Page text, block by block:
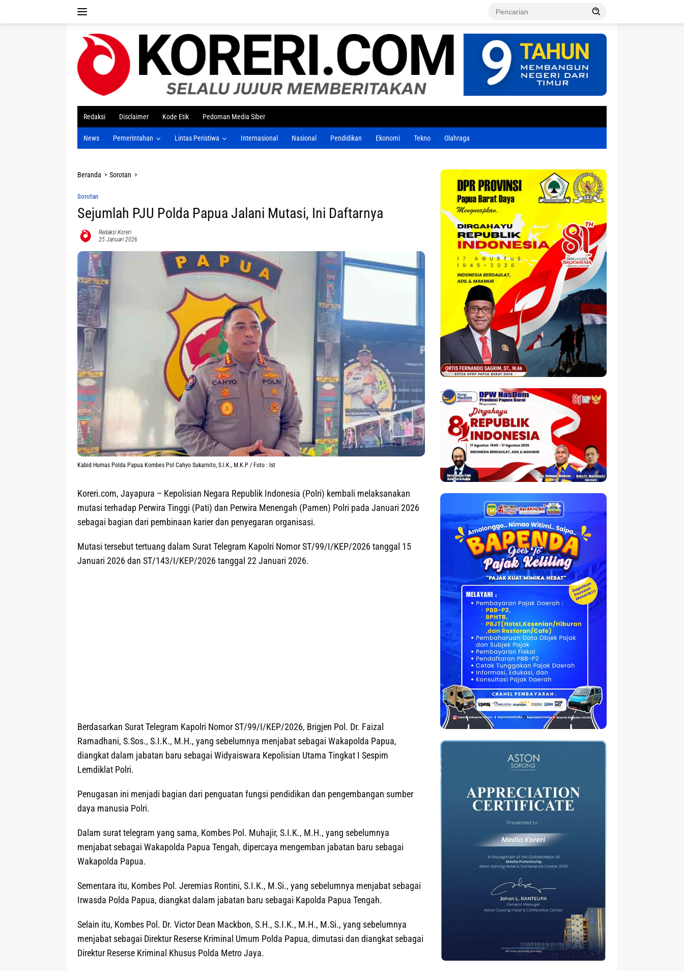
Redaksi Disclaimer Kode Etik Pedoman Media Siber
News Pemerintahan Lintas Peristiwa Internasional Nasional Pendidikan Ekonomi Tekno Olahraga
Beranda Sorotan
Sorotan
Sejumlah PJU Polda Papua Jalani Mutasi, Ini Daftarnya
Redaksi Koreri
25 Januari 2026
Kabid Humas Polda Papua Kombes Pol Cahyo Sukarnito, S.I.K., M.K.P / Foto : Ist
Koreri.com, Jayapura – Kepolisian Negara Republik Indonesia (Polri) kembali melaksanakan
mutasi terhadap Perwira Tinggi (Pati) dan Perwira Menengah (Pamen) Polri pada Januari 2026
sebagai bagian dari pembinaan karier dan penyegaran organisasi.
Mutasi tersebut tertuang dalam Surat Telegram Kapolri Nomor ST/99/I/KEP/2026 tanggal 15
Januari 2026 dan ST/143/I/KEP/2026 tanggal 22 Januari 2026.
Berdasarkan Surat Telegram Kapolri Nomor ST/99/I/KEP/2026, Brigjen Pol. Dr. Faizal
Ramadhani, S.Sos., S.I.K., M.H., yang sebelumnya menjabat sebagai Wakapolda Papua,
diangkat dalam jabatan baru sebagai Widyaiswara Kepolisian Utama Tingkat I Sespim
Lemdiklat Polri.
Penugasan ini menjadi bagian dari penguatan fungsi pendidikan dan pengembangan sumber
daya manusia Polri.
Dalam surat telegram yang sama, Kombes Pol. Muhajir, S.I.K., M.H., yang sebelumnya
menjabat sebagai Wakapolda Papua Tengah, dipercaya mengemban jabatan baru sebagai
Wakapolda Papua.
Sementara itu, Kombes Pol. Jeremias Rontini, S.I.K., M.Si., yang sebelumnya menjabat sebagai
Irwasda Polda Papua, diangkat dalam jabatan baru sebagai Kapolda Papua Tengah.
Selain itu, Kombes Pol. Dr. Victor Dean Mackbon, S.H., S.I.K., M.H., M.Si., yang sebelumnya
menjabat sebagai Direktur Reserse Kriminal Umum Polda Papua, dimutasi dan diangkat sebagai
Direktur Reserse Kriminal Khusus Polda Metro Jaya.